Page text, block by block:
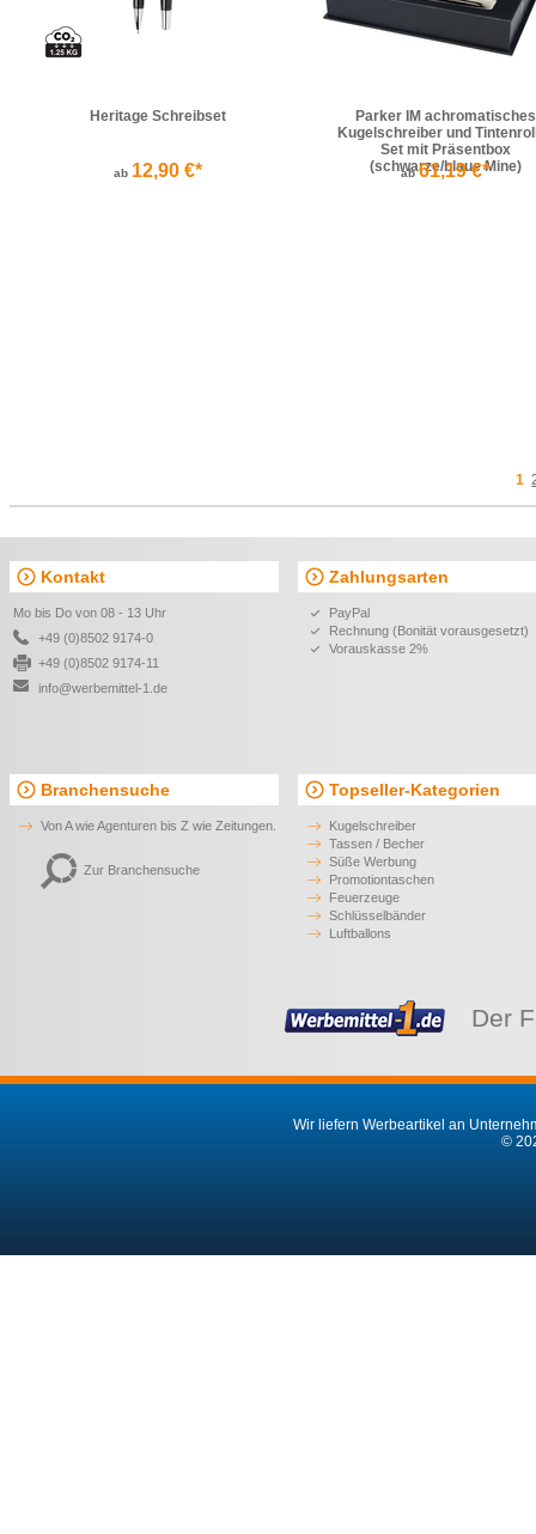
Heritage Schreibset
ab 12,90 €*
Parker IM achromatisches
Kugelschreiber und
Set mit Präsentbox
(schwarze/blaue Mine)
ab 61,19 €*
und Kugelschreiber Set
ab 40,45 €*
Bayonne Schreibset